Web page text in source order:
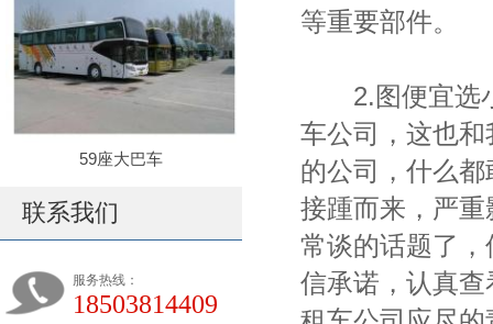
59座大巴车
联系我们
服务热线：
18503814409
等重要部件。
2.图便宜选小
车公司，这也
的公司，什么
接踵而来，严
常谈的话题了
信承诺，认真